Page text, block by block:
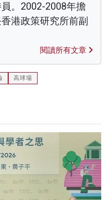
。2002-2008年擔
港政策研究所前副
閱讀所有文章
高球場